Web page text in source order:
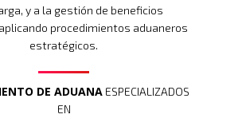
y a la gestión de beneficios
procedimientos aduaneros
estratégicos.
DE ADUANAESPECIALIZADOS
EN